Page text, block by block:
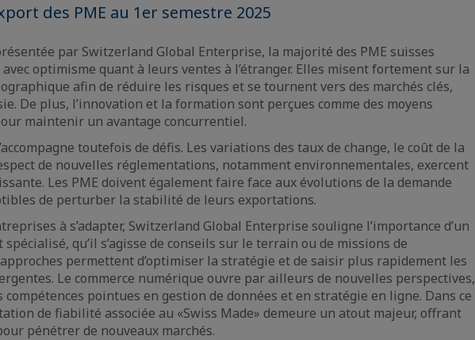
des PME au 1er semestre 2025
par Switzerland Global Enterprise, la majorité des PME suisses
optimisme quant à leurs ventes à l’étranger. Elles misent fortement sur la
afin de réduire les risques et se tournent vers des marchés clés,
De plus, l’innovation et la formation sont perçues comme des moyens
maintenir un avantage concurrentiel.
toutefois de défis. Les variations des taux de change, le coût de la
de nouvelles réglementations, notamment environnementales, exercent
Les PME doivent également faire face aux évolutions de la demande
de perturber la stabilité de leurs exportations.
à s’adapter, Switzerland Global Enterprise souligne l’importance d’un
spécialisé, qu’il s’agisse de conseils sur le terrain ou de missions de
permettent d’optimiser la stratégie et de saisir plus rapidement les
Le commerce numérique ouvre par ailleurs de nouvelles perspectives,
pointues en gestion de données et en stratégie en ligne. Dans ce
de fiabilité associée au «Swiss Made» demeure un atout majeur, offrant
pénétrer de nouveaux marchés.